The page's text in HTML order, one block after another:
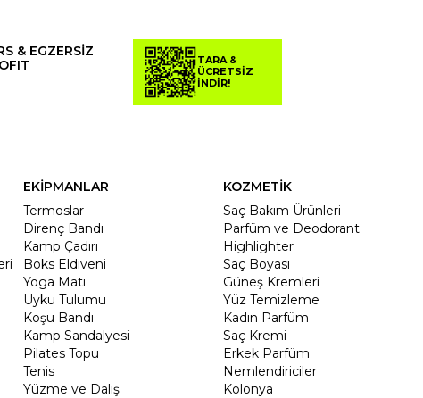
& EGZERSİZ
TARA &
ÜCRETSİZ
İNDİR!
EKİPMANLAR
Termoslar
Direnç Bandı
Kamp Çadırı
Boks Eldiveni
Yoga Matı
Uyku Tulumu
Koşu Bandı
Kamp Sandalyesi
Pilates Topu
Tenis
Yüzme ve Dalış
KOZMETİK
Saç Bakım Ürünleri
Parfüm ve Deodorant
Highlighter
Saç Boyası
Güneş Kremleri
Yüz Temizleme
Kadın Parfüm
Saç Kremi
Erkek Parfüm
Nemlendiriciler
Kolonya